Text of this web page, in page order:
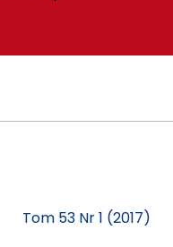
Tom 53 Nr 1 (2017)